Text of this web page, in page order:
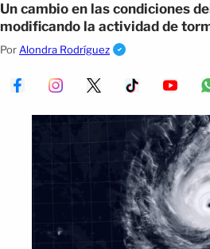
Un cambio en las condiciones
modificando la actividad de
una temporada distinta en
Por Alondra Rodríguez